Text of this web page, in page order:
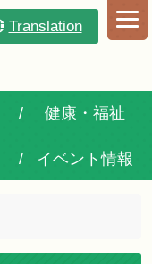
Translation
健康・福祉
イベント情報